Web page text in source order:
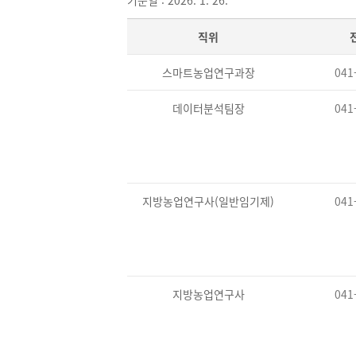
직위
스마트농업연구과장
데이터분석팀장
지방농업연구사(일반임기제)
지방농업연구사